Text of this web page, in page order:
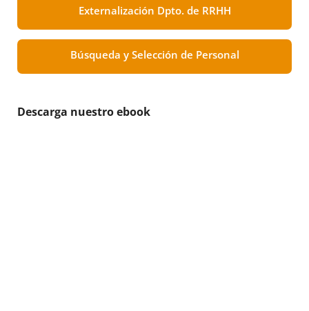
Externalización Dpto. de RRHH
Búsqueda y Selección de Personal
Descarga nuestro ebook